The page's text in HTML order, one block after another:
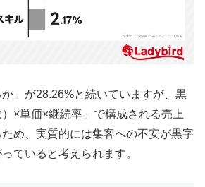
」が28.26%と続いていますが、黒
×単価×継続率」で構成される売上
め、実質的には集客への不安が黒字
ていると考えられます。